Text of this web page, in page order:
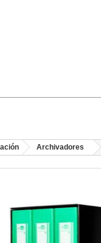
Archivadores